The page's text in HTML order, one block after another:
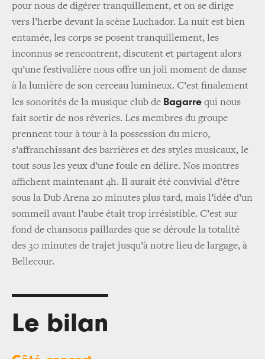
pour nous de digérer tranquillement, et on se dirige
vers l’herbe devant la scène Luchador. La nuit est bien
entamée, les corps se posent tranquillement, les
inconnus se rencontrent, discutent et partagent alors
qu’une festivalière nous offre un joli moment de danse
à la lumière de son cerceau lumineux. C’est finalement
les sonorités de la musique club de Bagarre qui nous
fait sortir de nos rêveries. Les membres du groupe
prennent tour à tour à la possession du micro,
s’affranchissant des barrières et des styles musicaux, le
tout sous les yeux d’une foule en délire. Nos montres
affichent maintenant 4h. Il aurait été convivial d’être
sous la Dub Arena 20 minutes plus tard, mais l’idée d’un
sommeil avant l’aube était trop irrésistible. C’est sur
fond de chansons paillardes que se déroule la totalité
des 30 minutes de trajet jusqu’à notre lieu de largage, à
Bellecour.
Le bilan